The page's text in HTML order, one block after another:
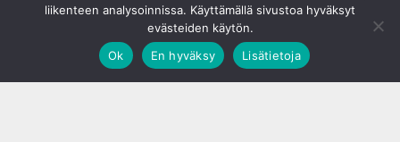
liikenteen analysoinnissa. Käyttämällä sivustoa hyväksyt
evästeiden käytön.
Ok
En hyväksy Lisätietoja